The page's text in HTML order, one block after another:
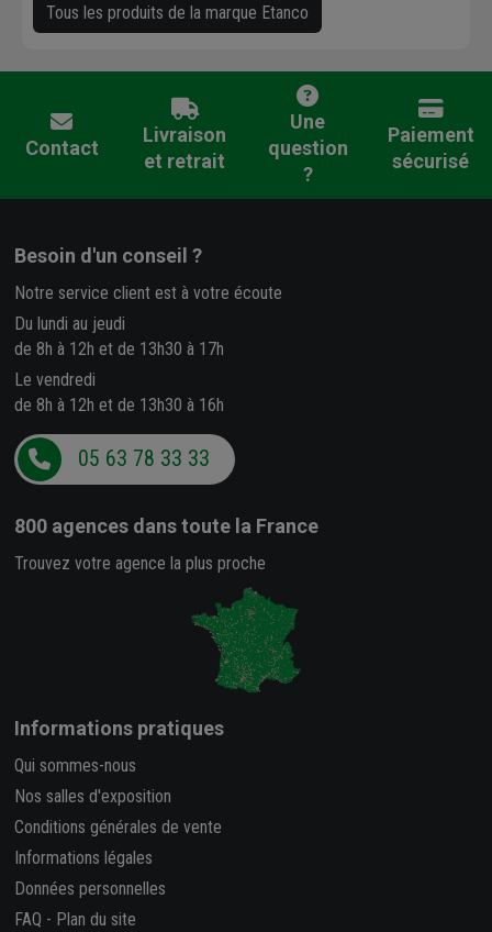
Tous les produits de la marque Etanco
Contact
Livraison
et retrait
Une
question
?
Paiement
sécurisé
Besoin d'un conseil ?
Notre service client est à votre écoute
Du lundi au jeudi
de 8h à 12h et de 13h30 à 17h
Le vendredi
de 8h à 12h et de 13h30 à 16h
05 63 78 33 33
800 agences dans toute la France
Trouvez votre agence la plus proche
Informations pratiques
Qui sommes-nous
Nos salles d'exposition
Conditions générales de vente
Informations légales
Données personnelles
FAQ - Plan du site